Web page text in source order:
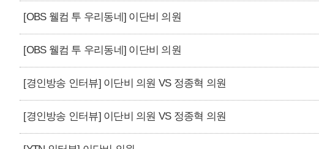
[OBS 웰컴 투 우리동네] 이단비 의원
[OBS 웰컴 투 우리동네] 이단비 의원
[경인방송 인터뷰] 이단비 의원 VS 정종혁 의원
[경인방송 인터뷰] 이단비 의원 VS 정종혁 의원